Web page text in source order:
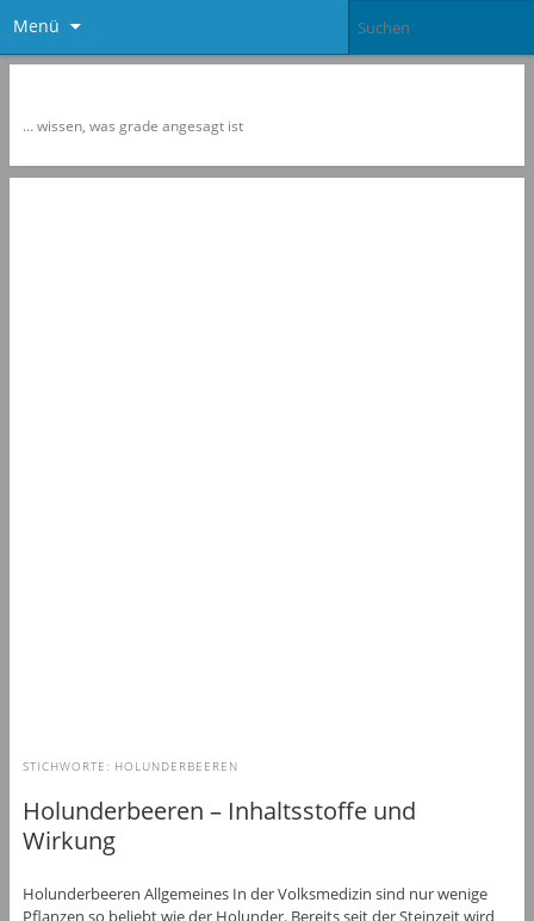
Menü
… wissen, was grade angesagt ist
STICHWORTE: HOLUNDERBEEREN
Holunderbeeren – Inhaltsstoffe und
Wirkung
Holunderbeeren Allgemeines In der Volksmedizin sind nur wenige